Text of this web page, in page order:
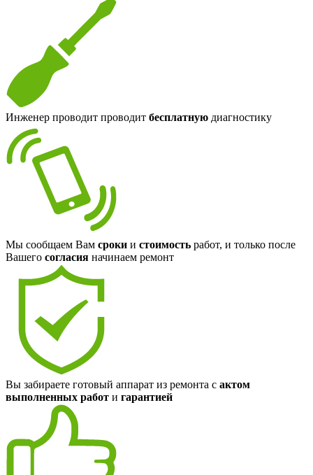
Инженер проводит проводит бесплатную диагностику
Мы сообщаем Вам сроки и стоимость работ, и только после
Вашего согласия начинаем ремонт
Вы забираете готовый аппарат из ремонта с актом
выполненных работ и гарантией